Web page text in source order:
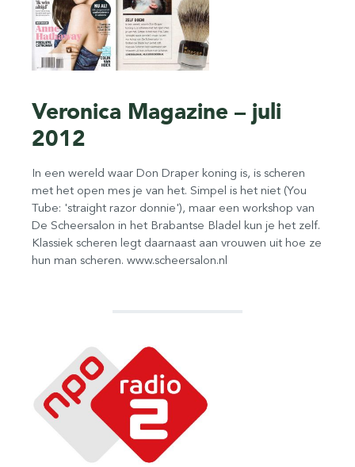
Veronica Magazine – juli
2012
In een wereld waar Don Draper koning is, is scheren
met het open mes je van het. Simpel is het niet (You
Tube: 'straight razor donnie'), maar een workshop van
De Scheersalon in het Brabantse Bladel kun je het zelf.
Klassiek scheren legt daarnaast aan vrouwen uit hoe ze
hun man scheren. www.scheersalon.nl